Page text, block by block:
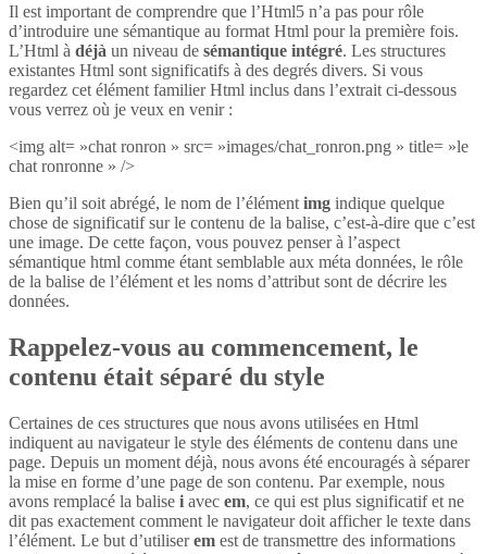
Il est important de comprendre que l’Html5 n’a pas pour rôle
d’introduire une sémantique au format Html pour la première fois.
L’Html à déjà un niveau de sémantique intégré. Les structures
existantes Html sont significatifs à des degrés divers. Si vous
regardez cet élément familier Html inclus dans l’extrait ci-dessous
vous verrez où je veux en venir :
<img alt= »chat ronron » src= »images/chat_ronron.png » title= »le
chat ronronne » />
Bien qu’il soit abrégé, le nom de l’élément img indique quelque
chose de significatif sur le contenu de la balise, c’est-à-dire que c’est
une image. De cette façon, vous pouvez penser à l’aspect
sémantique html comme étant semblable aux méta données, le rôle
de la balise de l’élément et les noms d’attribut sont de décrire les
données.
Rappelez-vous au commencement, le
contenu était séparé du style
Certaines de ces structures que nous avons utilisées en Html
indiquent au navigateur le style des éléments de contenu dans une
page. Depuis un moment déjà, nous avons été encouragés à séparer
la mise en forme d’une page de son contenu. Par exemple, nous
avons remplacé la balise i avec em, ce qui est plus significatif et ne
dit pas exactement comment le navigateur doit afficher le texte dans
l’élément. Le but d’utiliserem est de transmettre des informations